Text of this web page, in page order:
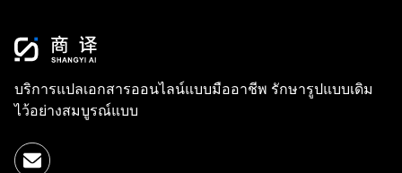
บริการแปลเอกสารออนไลน์แบบมืออาชีพ รักษารูปแบบเดิม
ไว้อย่างสมบูรณ์แบบ